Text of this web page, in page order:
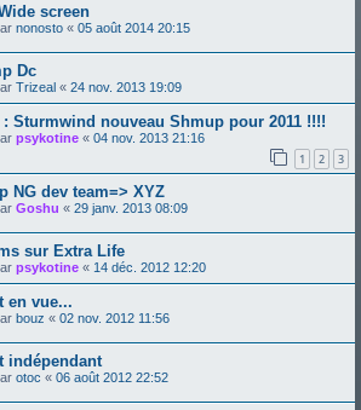
screen
nonosto « 05 août 2014 20:15
Dc
Trizeal « 24 nov. 2013 19:09
: Sturmwind nouveau Shmup pour 2011 !!!!
psykotine « 04 nov. 2013 21:16
1 2 3
NG dev team=> XYZ
Goshu « 29 janv. 2013 08:09
sur Extra Life
psykotine « 14 déc. 2012 12:20
en vue...
bouz « 02 nov. 2012 11:56
indépendant
otoc « 06 août 2012 22:52